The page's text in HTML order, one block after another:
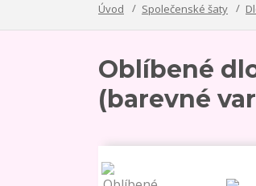
Úvod Společenské šaty
Oblíbené
(barevné